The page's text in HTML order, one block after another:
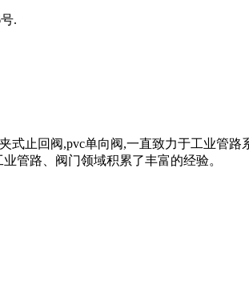
.
式止回阀,pvc单向阀,一直致力于工业管
管路、阀门领域积累了丰富的经验。